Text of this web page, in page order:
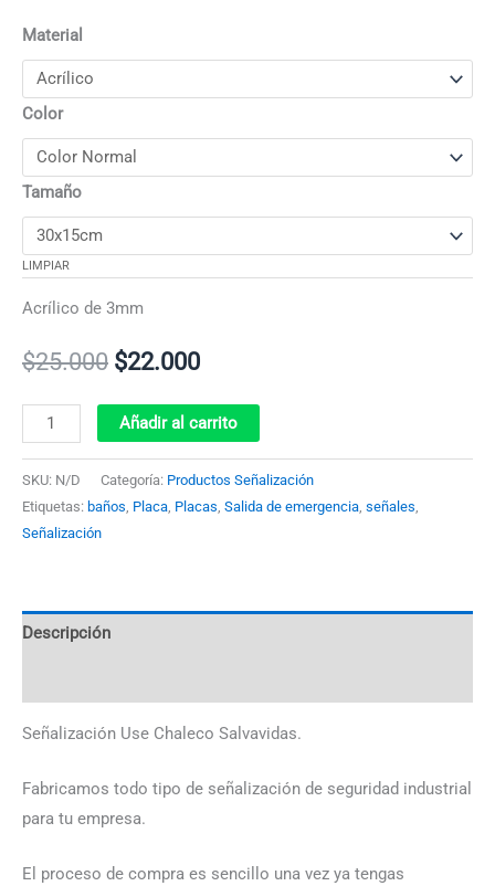
Material
Color
Tamaño
LIMPIAR
Acrílico de 3mm
$25.000 $22.000
Añadir al carrito
SKU: N/D Categoría: Productos Señalización
Etiquetas: baños Placa Placas Salida de emergencia señales
Señalización
Descripción
Señalización Use Chaleco Salvavidas.
Fabricamos todo tipo de señalización de seguridad industrial
para tu empresa.
El proceso de compra es sencillo una vez ya tengas